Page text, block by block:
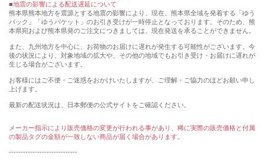
地震の影響による配送遅延について
熊本県熊本地方を震源とする地震の影響により、現在、熊本県全域を発着する「ゆう
パック」「ゆうパケット」のお引き受けが一時停止となっております。そのため、熊
本県宛および熊本県発のご注文につきましては、現在発送を承ることができません。
また、九州地方を中心に、お荷物のお届けに遅れが発生する可能性がございます。今
後の状況により、対象地域の拡大や、その他の地域でもお引き受け・お届けに遅れが
生じる場合がございます。
お客様にはご不便・ご迷惑をおかけいたしますが、ご理解・ご協力のほどお願い申し
上げます。
最新の配送状況は、日本郵便の公式サイトをご確認ください。
メーカー指示により販売価格の変更が行われる事があり、稀に実際の販売価格と付属
の製品タグの金額が一致しない商品が届く場合があります。
-----------------------------